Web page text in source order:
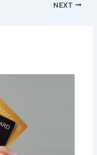
NEXT